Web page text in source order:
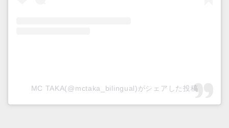
MC TAKA(@mctaka_bilingual)がシェアした投稿